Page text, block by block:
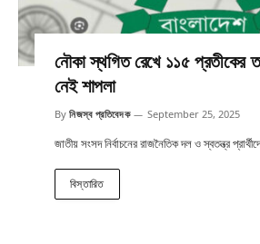
নৌকা স্থগিত রেখে ১১৫ প্রতীকের
নেই শাপলা
By নিজস্ব প্রতিবেদক September 25, 2025
জাতীয় সংসদ নির্বাচনের রাজনৈতিক দল ও স্বতন্ত্র
বিস্তারিত